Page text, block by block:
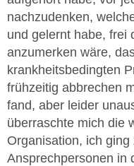
nachzudenken,
und gelernt habe, frei
anzumerken wäre,
krankheitsbedingten
frühzeitig abbrechen
fand, aber leider
überraschte mich die
Organisation, ich ging
Ansprechpersonen in